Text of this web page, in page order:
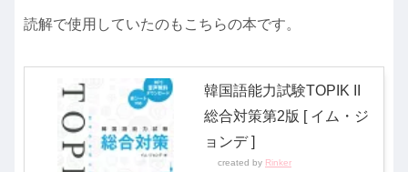
読解で使用していたのもこちらの本です。
韓国語能力試験TOPIK II
総合対策第2版 [ イム・ジ
ョンデ ]
created by Rinker